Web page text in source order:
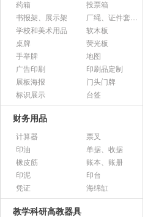
药箱
投票箱
书报架、展示架
厂绳、证件套、卡套
学校和美术用品
软木板
桌牌
荧光板
手举牌
地图
广告印刷
印刷品定制
展板海报
门头门牌
标识展示
台签
财务用品
计算器
票叉
印油
单据、收据
橡皮筋
账本、账册
印泥
印台
凭证
海绵缸
教学科研高教器具